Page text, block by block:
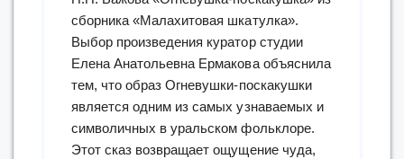
сборника «Малахитовая шкатулка».
Выбор произведения куратор студии
Елена Анатольевна Ермакова объяснила
тем, что образ Огневушки-поскакушки
является одним из самых узнаваемых и
символичных в уральском фольклоре.
Этот сказ возвращает ощущение чуда,